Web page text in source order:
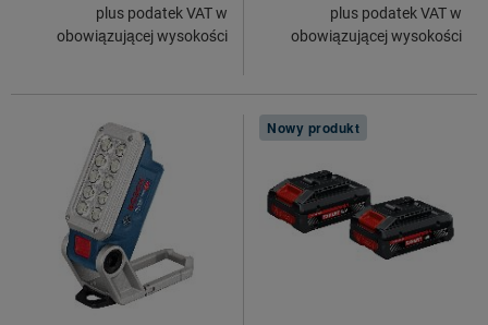
plus podatek VAT w
obowiązującej wysokości
plus podatek VAT w
obowiązującej wysokości
Nowy produkt